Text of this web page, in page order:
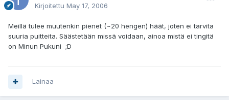
Kirjoitettu May 17, 2006
Meillä tulee muutenkin pienet (~20 hengen) häät, joten ei tarvita
suuria puitteita. Säästetään missä voidaan, ainoa mistä ei tingitä
on Minun Pukuni ;D
Lainaa